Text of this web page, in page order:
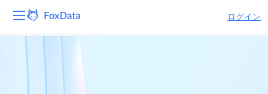
ログイン
プラットフォーム